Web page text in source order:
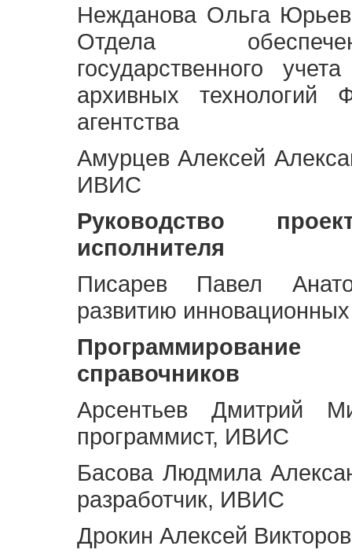
Нежданова Ольга
Отдела
государственного
архивных технологий
агентства
Амурцев Алексей
ИВИС
Руководство
исполнителя
Писарев Павел
развитию
Программирование
справочников
Арсентьев Дмитрий
программист, ИВИС
Басова Людмила
разработчик, ИВИС
Дрокин Алексей